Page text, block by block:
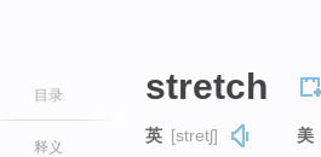
目录
释义
stretch
英 [stretʃ] 美